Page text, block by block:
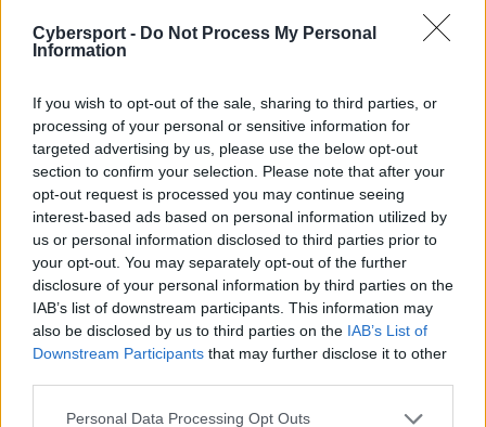
Cybersport - Do Not Process My Personal
Information
If you wish to opt-out of the sale, sharing to third parties, or
processing of your personal or sensitive information for
targeted advertising by us, please use the below opt-out
section to confirm your selection. Please note that after your
opt-out request is processed you may continue seeing
interest-based ads based on personal information utilized by
us or personal information disclosed to third parties prior to
your opt-out. You may separately opt-out of the further
disclosure of your personal information by third parties on the
IAB’s list of downstream participants. This information may
also be disclosed by us to third parties on the IAB’s List of
Downstream Participants that may further disclose it to other
Personal Data Processing Opt Outs
2
0
2
1
0
Harmonogram